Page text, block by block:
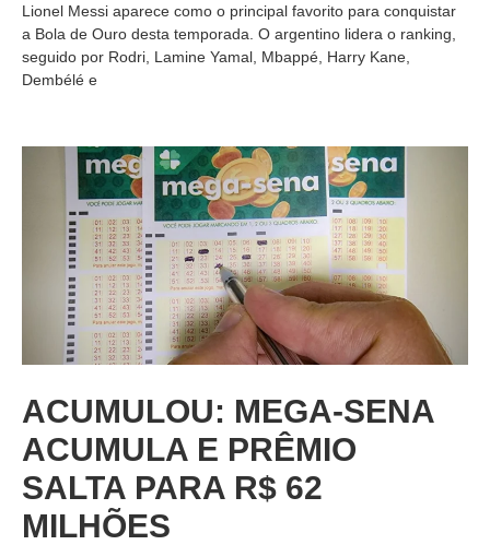
Lionel Messi aparece como o principal favorito para conquistar
a Bola de Ouro desta temporada. O argentino lidera o ranking,
seguido por Rodri, Lamine Yamal, Mbappé, Harry Kane,
Dembélé e
ACUMULOU: MEGA-SENA
ACUMULA E PRÊMIO
SALTA PARA R$ 62
MILHÕES